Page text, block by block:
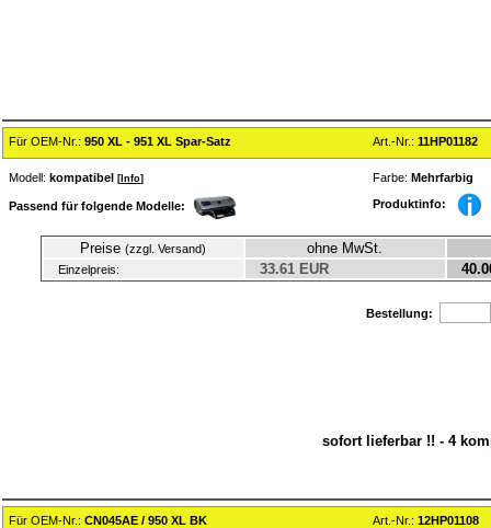
Für OEM-Nr.: 950 XL - 951 XL Spar-Satz Art.-Nr.: 11HP01182
Modell: kompatibel [ Info] Farbe: Mehrfarbig
Passend für folgende Modelle: Produktinfo:
Preise (zzgl. Versand) ohne MwSt.
Einzelpreis: 33.61 EUR
Bestellung:
sofort lieferbar !! - 4
Für OEM-Nr.: CN045AE / 950 XL BK Art.-Nr.: 12HP01108